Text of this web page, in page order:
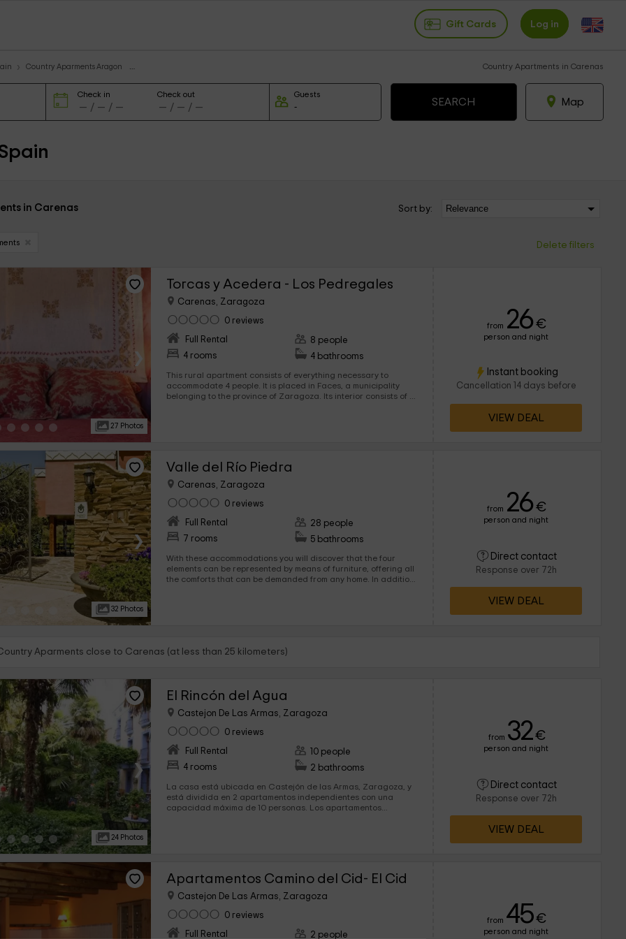
Gift Cards Log in
Country Aparments Aragon Country Apartments in Carenas
Check in Check out Guests
Map
in Carenas Sort by:
Delete filters
›
27 Photos
Torcas y Acedera - Los Pedregales
Carenas, Zaragoza
0 reviews
Full Rental
4 rooms
8 people
4 bathrooms
This rural apartment consists of everything necessary to
accommodate 4 people. It is placed in Faces, a municipality
belonging to the province of Zaragoza. Its interior consists of a
from 26 €
person and night
Instant booking
Cancellation 14 days before
VIEW DEAL
›
32 Photos
Valle del Río Piedra
Carenas, Zaragoza
0 reviews
Full Rental
7 rooms
28 people
5 bathrooms
With these accommodations you will discover that the four
elements can be represented by means of furniture, offering all
the comforts that can be demanded from any home. In addition
from 26 €
person and night
Direct contact
Response over 72h
VIEW DEAL
Aparments close to Carenas (at less than 25 kilometers)
›
24 Photos
El Rincón del Agua
Castejon De Las Armas, Zaragoza
0 reviews
Full Rental
4 rooms
10 people
2 bathrooms
La casa está ubicada en Castejón de las Armas, Zaragoza, y
está dividida en 2 apartamentos independientes con una
capacidad máxima de 10 personas. Los apartamentos
Los apartamentos disponen de señal WIFI gratuita y
calefacción. Los huéspedes pueden disfrutar de los 2 salones
comunes, uno con televisor y zona de esparcimiento y el otro
con acceso al jardín de 900m2 de la casa.
from 32€
person and night
Direct contact
Response over 72h
VIEW DEAL
Apartamentos Camino del Cid- El Cid
Castejon De Las Armas, Zaragoza
0 reviews
Full Rental
2 people
from 45€
person and night